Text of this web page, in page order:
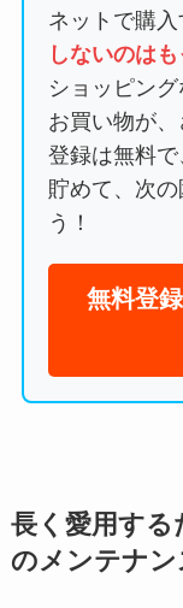
ネットで購入
しないのは
ショッピン
お買い物が、
登録は無料
貯めて、次
う！
無料登
長く愛用する
のメンテナ